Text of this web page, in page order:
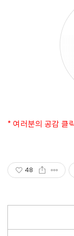
* 여러분의 공감 클
48